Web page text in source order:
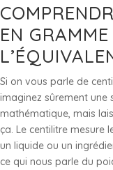
EN
Si on vous parle de
imaginez sûrement une
mathématique, mais
ça. Le centilitre mesure
un liquide ou un
ce qui nous parle du